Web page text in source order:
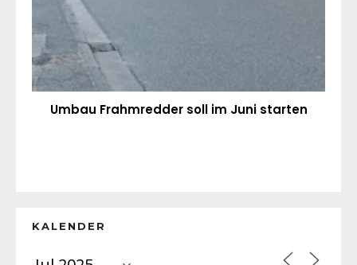
Umbau Frahmredder soll im Juni starten
KALENDER